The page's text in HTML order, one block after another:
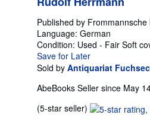
Published by
Language: German
Condition: Used - Fair Soft
Save for Later
Sold by Antiquariat
AbeBooks Seller since May
(5-star seller) Seller